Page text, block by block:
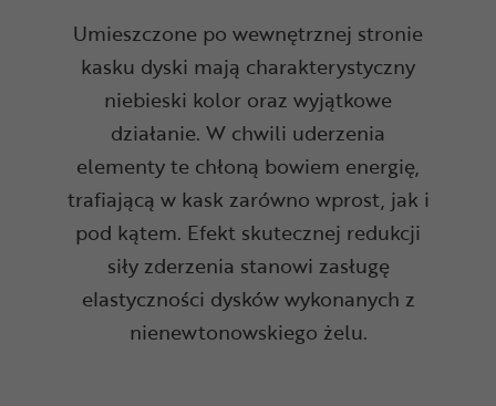
Umieszczone po wewnętrznej stronie
kasku dyski mają charakterystyczny
niebieski kolor oraz wyjątkowe
działanie. W chwili uderzenia
elementy te chłoną bowiem energię,
trafiającą w kask zarówno wprost, jak i
pod kątem. Efekt skutecznej redukcji
siły zderzenia stanowi zasługę
elastyczności dysków wykonanych z
nienewtonowskiego żelu.